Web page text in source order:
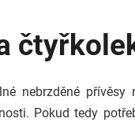
nebrzděné
Pokud tedy